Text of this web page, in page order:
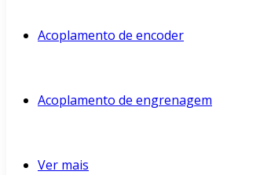
Acoplamento de encoder
Acoplamento de engrenagem
Ver mais